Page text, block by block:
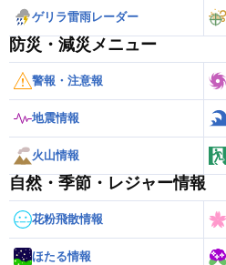
ゲリラ雷雨レーダー
防災・減災メニュー
警報・注意報
地震情報
火山情報
自然・季節・レジャー情報
花粉飛散情報
ほたる情報